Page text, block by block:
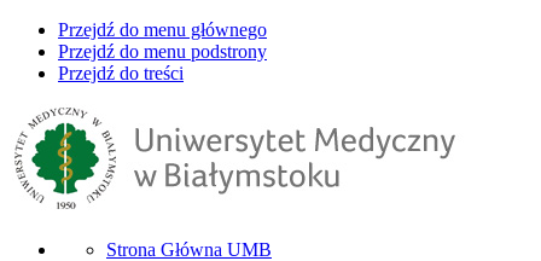
Przejdź do menu głównego
Przejdź do menu podstrony
Przejdź do treści
Strona Główna UMB